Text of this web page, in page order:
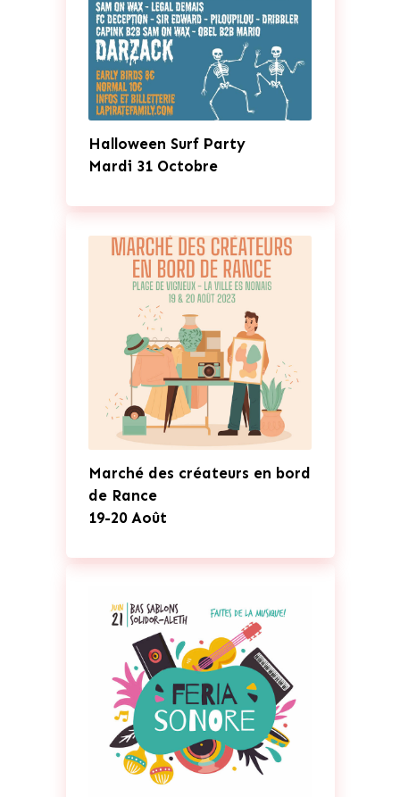
Halloween Surf Party
Mardi 31 Octobre
Marché des créateurs en bord
de Rance
19-20 Août